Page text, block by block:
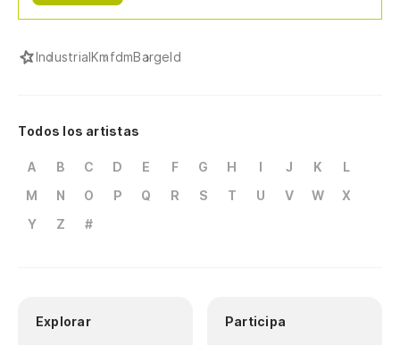
IndustrialKmfdmBargeld
Todos los artistas
A B C D E F G H I J K
L
M
N O P Q R S T U V W
X
Y
Z #
Explorar Participa